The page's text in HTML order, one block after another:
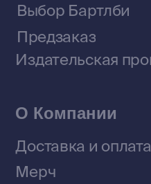
Политика конфиденциальности
© 2026 Все права защищены